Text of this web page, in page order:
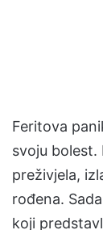
Feritova
svoju bolest.
preživjela,
rođena.
koji